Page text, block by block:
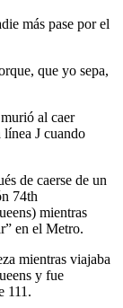
más pase por el
que yo sepa,
al caer
línea J cuando
de caerse de un
74th
mientras
en el Metro.
mientras viajaba
y fue
111.